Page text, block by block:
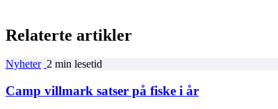
Relaterte artikler
Nyheter 2 min lesetid
Camp villmark satser på fiske i år